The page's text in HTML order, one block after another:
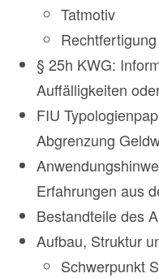
Tatmotiv
Rechtfertigung
§ 25h KWG:
Auffälligkeiten
FIU
Abgrenzung
Erfahrungen aus
Bestandteile des
Aufbau, Struktur
Schwerpunkt